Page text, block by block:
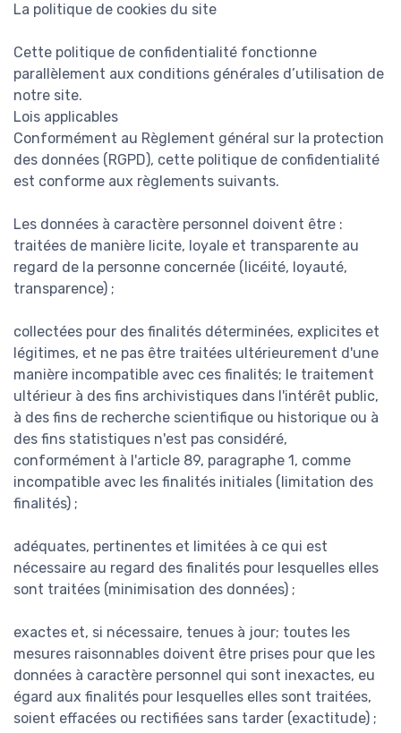
La politique de cookies du site
Cette politique de confidentialité fonctionne
parallèlement aux conditions générales d’utilisation de
notre site.
Lois applicables
Conformément au Règlement général sur la protection
des données (RGPD), cette politique de confidentialité
est conforme aux règlements suivants.
Les données à caractère personnel doivent être :
traitées de manière licite, loyale et transparente au
regard de la personne concernée (licéité, loyauté,
transparence) ;
collectées pour des finalités déterminées, explicites et
légitimes, et ne pas être traitées ultérieurement d'une
manière incompatible avec ces finalités; le traitement
ultérieur à des fins archivistiques dans l'intérêt public,
à des fins de recherche scientifique ou historique ou à
des fins statistiques n'est pas considéré,
conformément à l'article 89, paragraphe 1, comme
incompatible avec les finalités initiales (limitation des
finalités) ;
adéquates, pertinentes et limitées à ce qui est
nécessaire au regard des finalités pour lesquelles elles
sont traitées (minimisation des données) ;
exactes et, si nécessaire, tenues à jour; toutes les
mesures raisonnables doivent être prises pour que les
données à caractère personnel qui sont inexactes, eu
égard aux finalités pour lesquelles elles sont traitées,
soient effacées ou rectifiées sans tarder (exactitude) ;